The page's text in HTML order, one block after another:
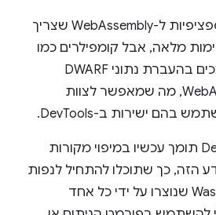
עדיין יש כמה תכונות ספציפיות ל-WebAssembly שצריך
מלאה, אבל קומפילרים כמו
Clang ו-Rust כבר תומכים בהעברת נתוני DWARF
במודולים של WebAssembly, מה שמאפשר לצוות
בשלב הראשון, DevTools תומך עכשיו במיפוי מקורות
הזה, כך שתוכלו להתחיל לנפות
באגים במודולים של Wasm שנוצרו על ידי כל אחד